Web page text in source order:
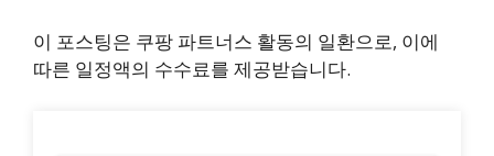
이 포스팅은 쿠팡 파트너스 활동의 일환으로, 이에
따른 일정액의 수수료를 제공받습니다.